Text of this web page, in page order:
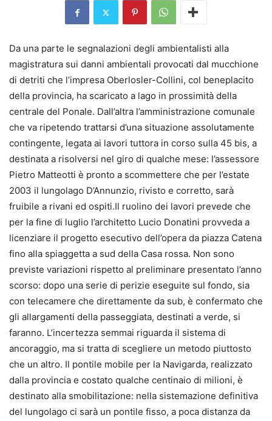
Da una parte le segnalazioni degli ambientalisti alla
magistratura sui danni ambientali provocati dal mucchione
di detriti che l’impresa Oberlosler-Collini, col beneplacito
della provincia, ha scaricato a lago in prossimità della
centrale del Ponale. Dall’altra l’amministrazione comunale
che va ripetendo trattarsi d’una situazione assolutamente
contingente, legata ai lavori tuttora in corso sulla 45 bis, a
destinata a risolversi nel giro di qualche mese: l’assessore
Pietro Matteotti è pronto a scommettere che per l’estate
2003 il lungolago D’Annunzio, rivisto e corretto, sarà
fruibile a rivani ed ospiti.Il ruolino dei lavori prevede che
per la fine di luglio l’architetto Lucio Donatini provveda a
licenziare il progetto esecutivo dell’opera da piazza Catena
fino alla spiaggetta a sud della Casa rossa. Non sono
previste variazioni rispetto al preliminare presentato l’anno
scorso: dopo una serie di perizie eseguite sul fondo, sia
con telecamere che direttamente da sub, è confermato che
gli allargamenti della passeggiata, destinati a verde, si
faranno. L’incertezza semmai riguarda il sistema di
ancoraggio, ma si tratta di scegliere un metodo piuttosto
che un altro. Il pontile mobile per la Navigarda, realizzato
dalla provincia e costato qualche centinaio di milioni, è
destinato alla smobilitazione: nella sistemazione definitiva
del lungolago ci sarà un pontile fisso, a poca distanza da